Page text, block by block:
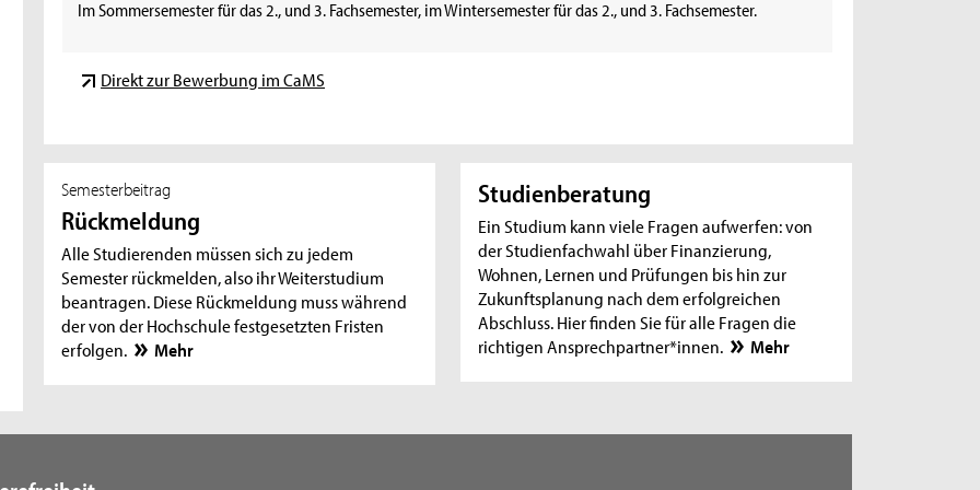
Im Sommersemester für das 2., und 3. Fachsemester, im Wintersemester für das 2., und 3. Fachsemester.
Direkt zur Bewerbung im CaMS
Semesterbeitrag
Rückmeldung
Alle Studierenden müssen sich zu jedem
Semester rückmelden, also ihr Weiterstudium
beantragen. Diese Rückmeldung muss während
der von der Hochschule festgesetzten Fristen
erfolgen.
Mehr
Studienberatung
Ein Studium kann viele Fragen aufwerfen: von
der Studienfachwahl über Finanzierung,
Wohnen, Lernen und Prüfungen bis hin zur
Zukunftsplanung nach dem erfolgreichen
Abschluss. Hier finden Sie für alle Fragen die
richtigen Ansprechpartner*innen.
Mehr